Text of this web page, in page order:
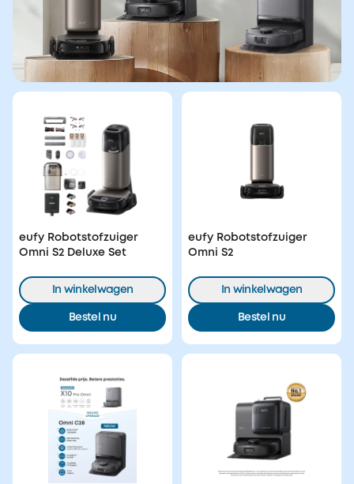
eufy Robotstofzuiger
Omni S2 Deluxe Set
In winkelwagen
Bestel nu
eufy Robotstofzuiger
Omni S2
In winkelwagen
Bestel nu